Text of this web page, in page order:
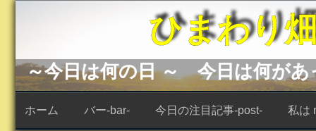
コ
へ
ス
キ
ひまわり
～今日は何の日 ～ 今日は何があ
ホーム バー-bar- 今日の注目記事-post- 私は